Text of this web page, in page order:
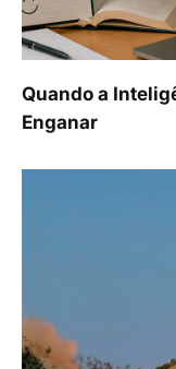
Quando a
Enganar